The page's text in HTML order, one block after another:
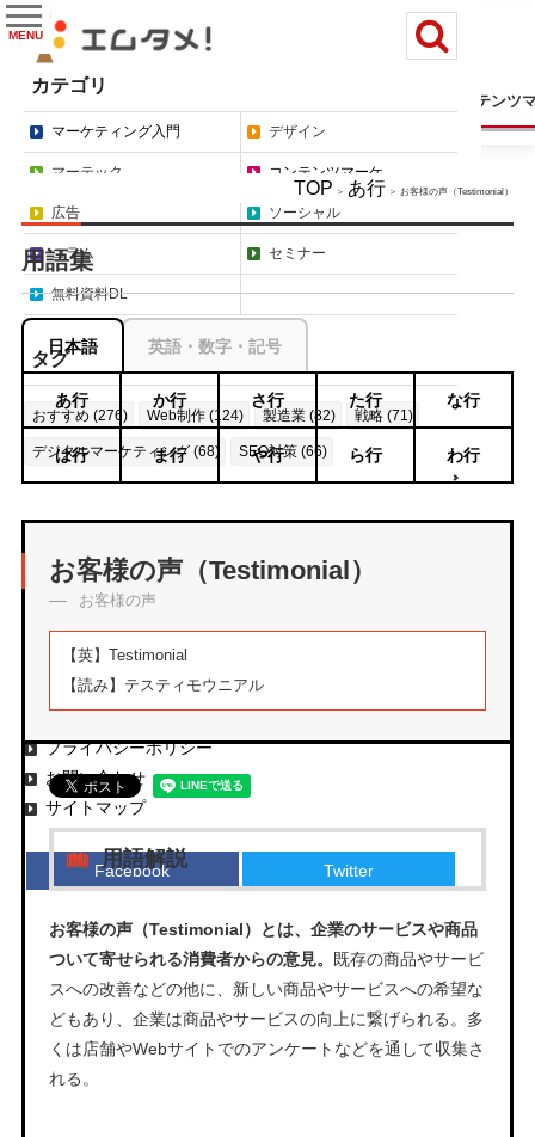
コンテンツ
MENU
カテゴリ
マーケティング入門 デザイン
マーテック コンテンツマーケ
広告 ソーシャル
コラム セミナー
無料資料DL
タグ
おすすめ (276) Web制作 (124) 製造業 (82) 戦略 (71)
デジタルマーケティング (68)
SEO対策 (66)
もっと見る
エムタメについて
プライバシーポリシー
お問い合わせ
サイトマップ
Facebook Twitter
TOP ＞ あ行 ＞ お客様の声（Testimonial）
用語集
日本語 英語・数字・記号
あ行 か行 さ行 た行 な行
は行 ま行 や行 ら行 わ行
お客様の声（Testimonial）
お客様の声
【英】 Testimonial
【読み】 テスティモウニアル
用語解説
お客様の声（Testimonial）とは、企業のサービスや商品
ついて寄せられる消費者からの意見。
既存の商品やサービ
スへの改善などの他に、新しい商品やサービスへの希望な
どもあり、企業は商品やサービスの向上に繋げられる。多
くは店舗やWebサイトでのアンケートなどを通して収集さ
れる。